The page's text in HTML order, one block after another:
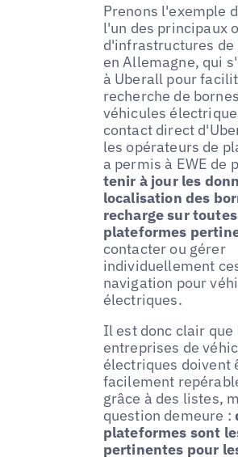
Prenons l'exemple
l'un des principaux
d'infrastructures de
en Allemagne, qui
à Uberall pour
recherche de
véhicules
contact direct
les opérateurs de
a permis à EWE de
tenir à jour les
localisation des
recharge sur
plateformes
contacter ou gérer
individuellement
navigation pour
électriques.
Il est donc clair que
entreprises de
électriques doivent
facilement
grâce à des listes,
question demeure :
plateformes sont
pertinentes pour